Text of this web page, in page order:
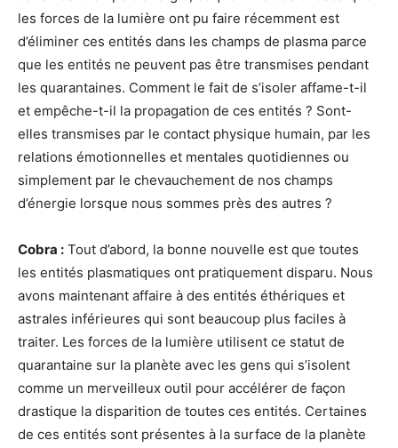
les forces de la lumière ont pu faire récemment est
d’éliminer ces entités dans les champs de plasma parce
que les entités ne peuvent pas être transmises pendant
les quarantaines. Comment le fait de s’isoler affame-t-il
et empêche-t-il la propagation de ces entités ? Sont-
elles transmises par le contact physique humain, par les
relations émotionnelles et mentales quotidiennes ou
simplement par le chevauchement de nos champs
d’énergie lorsque nous sommes près des autres ?
Cobra : Tout d’abord, la bonne nouvelle est que toutes
les entités plasmatiques ont pratiquement disparu. Nous
avons maintenant affaire à des entités éthériques et
astrales inférieures qui sont beaucoup plus faciles à
traiter. Les forces de la lumière utilisent ce statut de
quarantaine sur la planète avec les gens qui s’isolent
comme un merveilleux outil pour accélérer de façon
drastique la disparition de toutes ces entités. Certaines
de ces entités sont présentes à la surface de la planète